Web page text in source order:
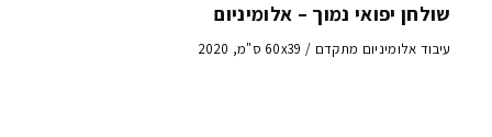
שולחן יפואי נמוך – אלומיניום
עיבוד אלומיניום מתקדם / 60x39 ס"מ, 2020